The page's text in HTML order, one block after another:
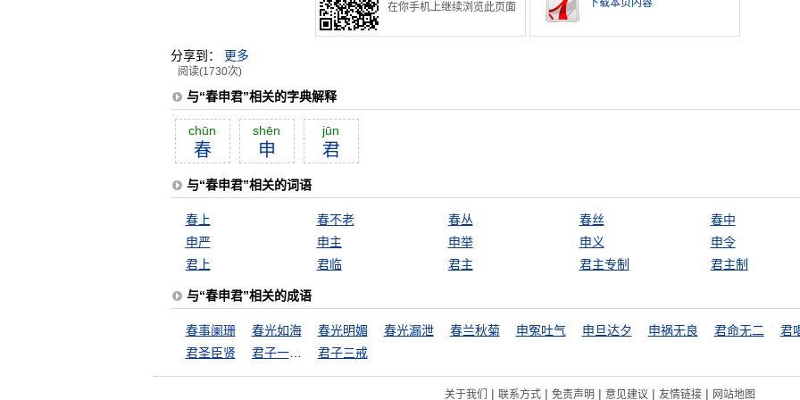
在你手机上继续浏览此页面 下载本页内容
分享到： 更多
阅读(1730次)
与“春申君”相关的字典解释
chūn
春
shēn
申
jūn
君
与“春申君”相关的词语
春上 春不老 春丛 春丝
春中
申严
申主 申举 申义
申令
君上
君临 君主 君主专制 君主制
与“春申君”相关的成语
春事阑珊 春光如海 春光明媚 春光漏泄 春兰秋菊 申冤吐气 申旦达夕 申祸无良 君命无二
君
君圣臣贤
君子一言，快马一鞭 君子三戒
关于我们 | 联系方式 | 免责声明 | 意见建议 | 友情链接 | 网站地图